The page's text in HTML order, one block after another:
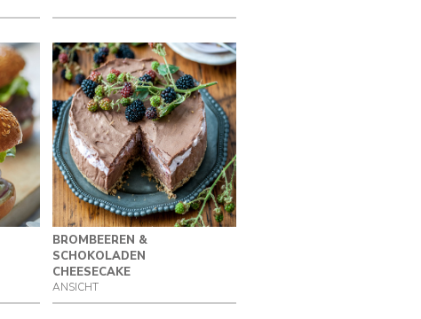
BROMBEEREN &
SCHOKOLADEN
CHEESECAKE
ANSICHT